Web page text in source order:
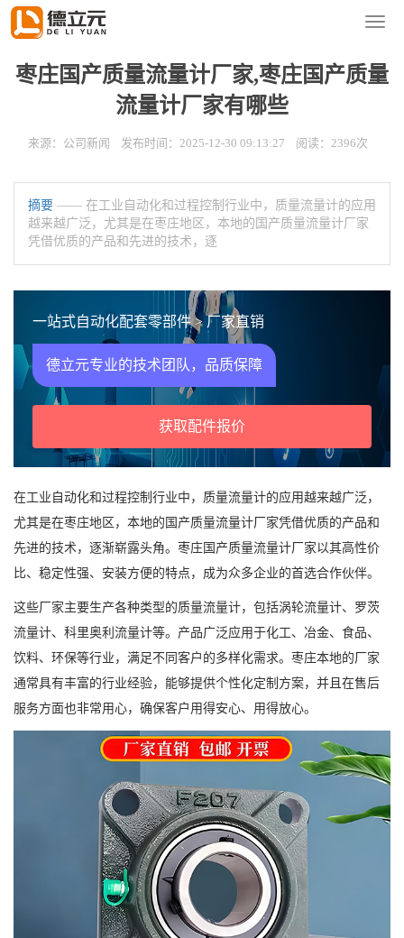
导
单
您的位置：首页
枣庄国产质量流量计厂家,枣庄国产质量
流量计厂家有哪些
来源：公司新闻 发布时间：2025-12-30 09:13:27 阅读：2396次
摘要 —— 在工业自动化和过程控制行业中，质量流量计的应用
越来越广泛，尤其是在枣庄地区，本地的国产质量流量计厂家
凭借优质的产品和先进的技术，逐
一站式自动化配套零部件 > 厂家直销
德立元专业的技术团队，品质保障
获取配件报价
在工业自动化和过程控制行业中，质量流量计的应用越来越广泛，
尤其是在枣庄地区，本地的国产质量流量计厂家凭借优质的产品和
先进的技术，逐渐崭露头角。枣庄国产质量流量计厂家以其高性价
比、稳定性强、安装方便的特点，成为众多企业的首选合作伙伴。
这些厂家主要生产各种类型的质量流量计，包括涡轮流量计、罗茨
流量计、科里奥利流量计等。产品广泛应用于化工、冶金、食品、
饮料、环保等行业，满足不同客户的多样化需求。枣庄本地的厂家
通常具有丰富的行业经验，能够提供个性化定制方案，并且在售后
服务方面也非常用心，确保客户用得安心、用得放心。